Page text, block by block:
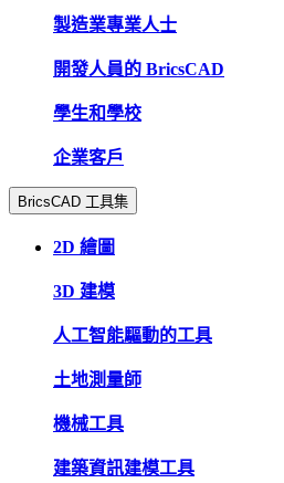
製造業專業人士
開發人員的 BricsCAD
學生和學校
企業客戶
BricsCAD 工具集
2D 繪圖
3D 建模
人工智能驅動的工具
土地測量師
機械工具
建築資訊建模工具